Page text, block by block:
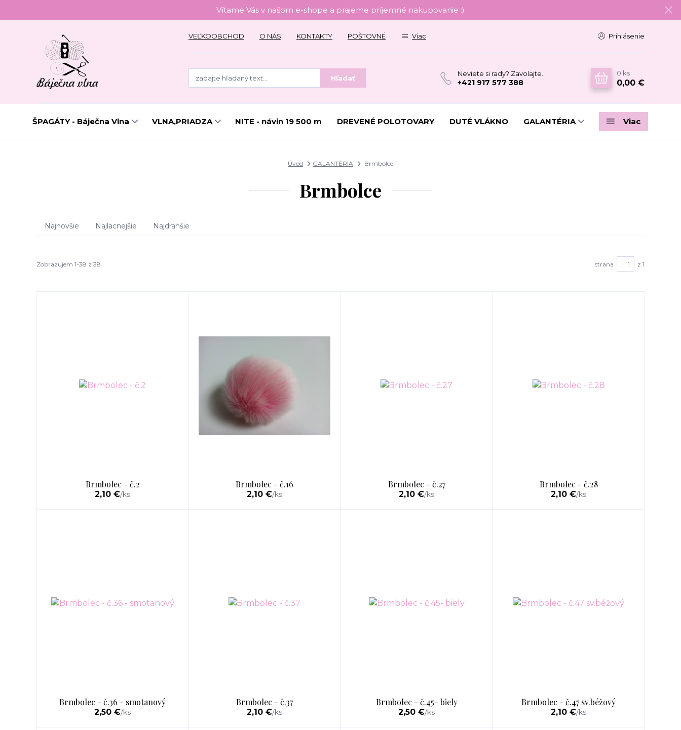
Vítame Vás v našom e-shope a prajeme príjemné nakupovanie :)
VEĽKOOBCHOD O NÁS KONTAKTY POŠTOVNÉ Viac Prihlásenie
Hľadať
Neviete si rady? Zavolajte.
+421 917 577 388
0 ks
0,00 €
ŠPAGÁTY - Báječna Vlna VLNA,PRIADZA NITE - návin 19 500 m DREVENÉ POLOTOVARY DUTÉ VLÁKNO GALANTÉRIA Viac
Úvod GALANTÉRIA Brmbolce
Brmbolce
Najnovšie Najlacnejšie Najdrahšie
Zobrazujem 1-38 z 38 strana z 1
Brmbolec - č.2
2,10 €/ks
Brmbolec - č.16
2,10 €/ks
Brmbolec - č.27
2,10 €/ks
Brmbolec - č.28
2,10 €/ks
Brmbolec - č.36 - smotanový
2,50 €/ks
Brmbolec - č.37
2,10 €/ks
Brmbolec - č.45- biely
2,50 €/ks
Brmbolec - č.47 sv.béžový
2,10 €/ks